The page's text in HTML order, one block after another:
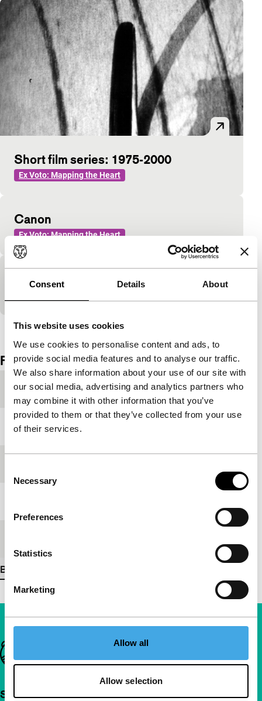
Consent Details About
This website uses cookies
We use cookies to personalise content and ads, to
provide social media features and to analyse our traffic.
We also share information about your use of our site with
our social media, advertising and analytics partners who
may combine it with other information that you’ve
provided to them or that they’ve collected from your use
of their services.
Selection
Necessary
Preferences
Statistics
Marketing
Allow all
Allow selection
Short film series: 1975-2000
Ex Voto: Mapping the Heart
Canon
Ex Voto: Mapping the Heart
Filter Beds
Film details
Productieland Verenigd Koninkrijk
Jaar
Bekijk meer details
Belangrijke links
Snel naar